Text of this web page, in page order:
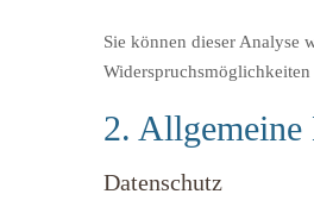
Sie können dieser Analyse
2.
Datenschutz